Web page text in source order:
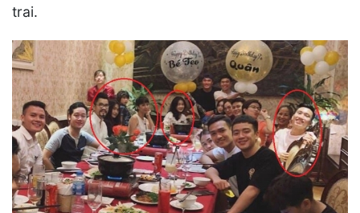
trai.